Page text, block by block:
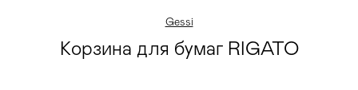
Gessi
Корзина для бумаг RIGATO